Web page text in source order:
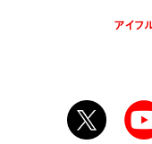
アイフ